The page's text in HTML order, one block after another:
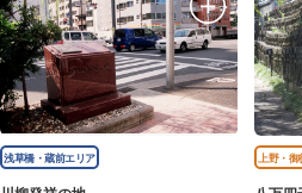
浅草橋・蔵前エリア 上野・